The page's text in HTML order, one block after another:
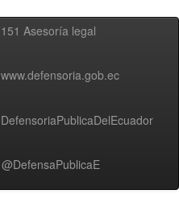
151 Asesoría legal
www.defensoria.gob.ec
DefensoriaPublicaDelEcuador
@DefensaPublicaE